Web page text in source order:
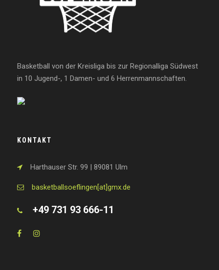
Basketball von der Kreisliga bis zur Regionalliga Südwest
in 10 Jugend-, 1 Damen- und 6 Herrenmannschaften.
KONTAKT
Harthauser Str. 99 | 89081 Ulm
basketballsoeflingen[at]gmx.de
+49 731 93 666-11